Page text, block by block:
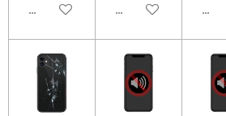
LÄGG TILL I VARUKORG
LÄGG TILL I